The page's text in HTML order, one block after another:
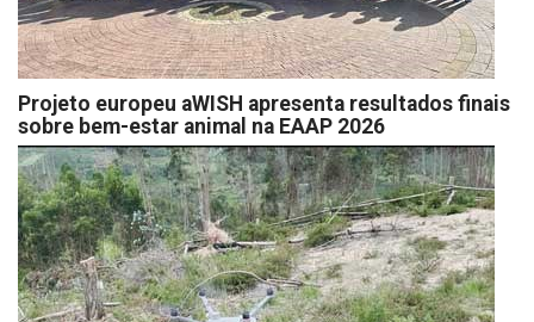
Projeto europeu aWISH apresenta resultados finais
sobre bem-estar animal na EAAP 2026